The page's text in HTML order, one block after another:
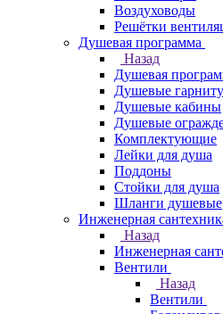
Воздуховоды
Решётки
Душевая программа
Назад
Душевая
Душевые
Душевые кабины
Душевые
Комплектующие
Лейки для душа
Поддоны
Стойки для душа
Шланги душевые
Инженерная
Назад
Инженерная
Вентили
Назад
Вентили